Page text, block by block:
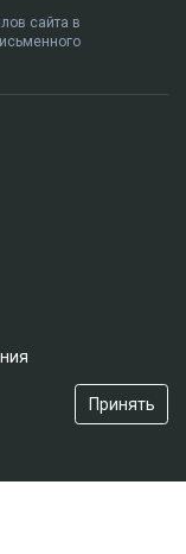
сайта в
Принять